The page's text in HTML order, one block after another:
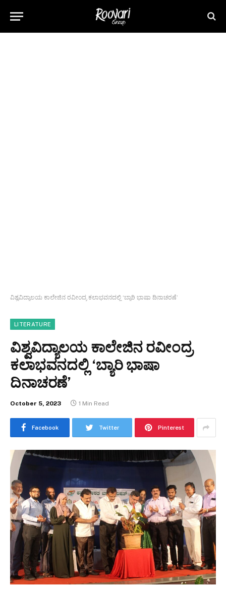
ವಿಶ್ವವಿದ್ಯಾಲಯ ಕಾಲೇಜಿನ ರವೀಂದ್ರ ಕಲಾಭವನದಲ್ಲಿ ‘ಬ್ಯಾರಿ ಭಾಷಾ ದಿನಾಚರಣೆ’
LITERATURE
ವಿಶ್ವವಿದ್ಯಾಲಯ ಕಾಲೇಜಿನ ರವೀಂದ್ರ
ಕಲಾಭವನದಲ್ಲಿ ‘ಬ್ಯಾರಿ ಭಾಷಾ
ದಿನಾಚರಣೆ’
October 5, 2023 1 Min Read
Facebook Twitter Pinterest